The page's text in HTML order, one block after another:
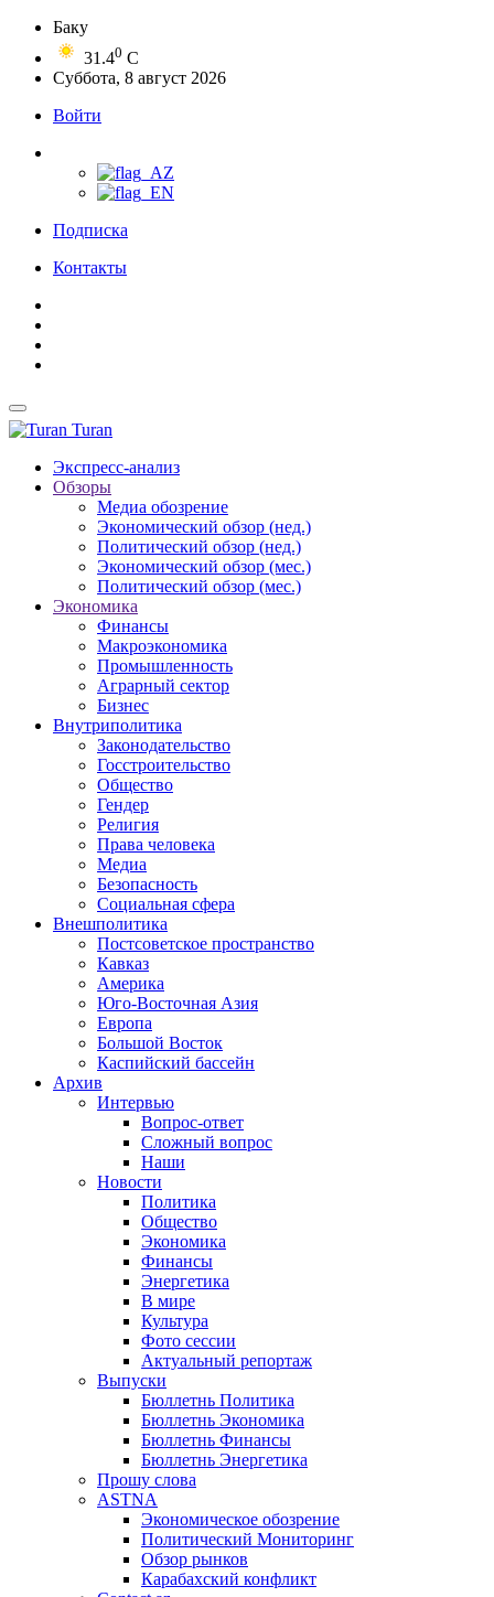
Баку
31.40 C
Суббота, 8 август 2026
Войти
Подписка
Контакты
Turan
Экспресс-анализ
Обзоры
Медиа обозрение
Экономический обзор (нед.)
Политический обзор (нед.)
Экономический обзор (мес.)
Политический обзор (мес.)
Экономика
Финансы
Макроэкономика
Промышленность
Аграрный сектор
Бизнес
Внутриполитика
Законодательство
Госстроительство
Общество
Гендер
Религия
Права человека
Медиа
Безопасность
Социальная сфера
Внешполитика
Постсоветское пространство
Кавказ
Америка
Юго-Восточная Азия
Европа
Большой Восток
Каспийский бассейн
Архив
Интервью
Вопрос-ответ
Сложный вопрос
Наши
Новости
Политика
Общество
Экономика
Финансы
Энергетика
В мире
Культура
Фото сессии
Актуальный репортаж
Выпуски
Бюллетнь Политика
Бюллетнь Экономика
Бюллетнь Финансы
Бюллетнь Энергетика
Прошу слова
ASTNA
Экономическое обозрение
Политический Мониторинг
Обзор рынков
Карабахский конфликт